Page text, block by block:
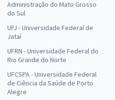
Administração do Mato Grosso
do Sul
UFJ - Universidade Federal de
Jataí
UFRN - Universidade Federal do
Rio Grande do Norte
UFCSPA - Universidade Federal
de Ciência da Saúde de Porto
Alegre